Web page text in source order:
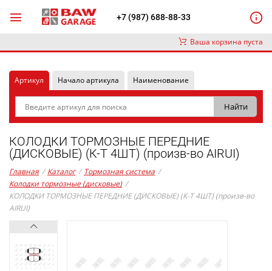
+7 (987) 688-88-33
Ваша корзина пуста
Артикул Начало артикула Наименование
КОЛОДКИ ТОРМОЗНЫЕ ПЕРЕДНИЕ
(ДИСКОВЫЕ) (К-Т 4ШТ) (произв-во AIRUI)
Главная / Каталог / Тормозная система /
Колодки тормозные (дисковые) /
КОЛОДКИ ТОРМОЗНЫЕ ПЕРЕДНИЕ (ДИСКОВЫЕ) (К-Т 4ШТ) (произв-во
AIRUI)